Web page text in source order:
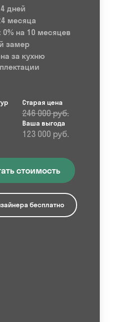
дней
месяца
0% на 10 месяцев
замер
за кухню
Старая цена
246 000 руб.
Ваша выгода
123 000 руб.
стоимость
бесплатно